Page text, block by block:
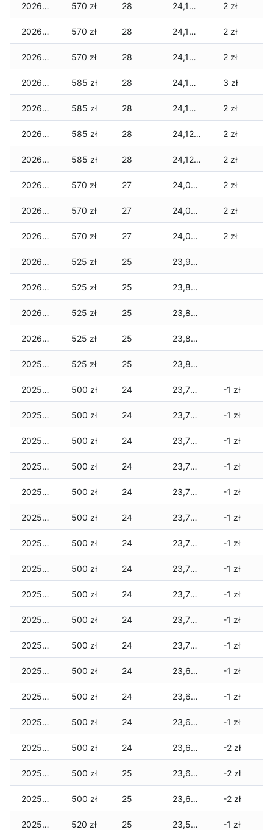
2026-01-15 570 zł 28 24,185 zł 2 zł
2026-01-14 570 zł 28 24,185 zł 2 zł
2026-01-13 570 zł 28 24,160 zł 2 zł
2026-01-12 585 zł 28 24,160 zł 3 zł
2026-01-11 585 zł 28 24,145 zł 2 zł
2026-01-09 585 zł 28 24,125 zł 2 zł
2026-01-08 585 zł 28 24,125 zł 2 zł
2026-01-07 570 zł 27 24,095 zł 2 zł
2026-01-06 570 zł 27 24,030 zł 2 zł
2026-01-05 570 zł 27 24,030 zł 2 zł
2026-01-04 525 zł 25 23,960 zł
2026-01-03 525 zł 25 23,880 zł
2026-01-02 525 zł 25 23,855 zł
2026-01-01 525 zł 25 23,820 zł
2025-12-31 525 zł 25 23,820 zł
2025-12-30 500 zł 24 23,795 zł -1 zł
2025-12-29 500 zł 24 23,795 zł -1 zł
2025-12-28 500 zł 24 23,795 zł -1 zł
2025-12-27 500 zł 24 23,795 zł -1 zł
2025-12-26 500 zł 24 23,750 zł -1 zł
2025-12-25 500 zł 24 23,750 zł -1 zł
2025-12-24 500 zł 24 23,750 zł -1 zł
2025-12-23 500 zł 24 23,750 zł -1 zł
2025-12-22 500 zł 24 23,725 zł -1 zł
2025-12-21 500 zł 24 23,725 zł -1 zł
2025-12-20 500 zł 24 23,705 zł -1 zł
2025-12-19 500 zł 24 23,685 zł -1 zł
2025-12-18 500 zł 24 23,665 zł -1 zł
2025-12-17 500 zł 24 23,645 zł -1 zł
2025-12-16 500 zł 24 23,600 zł -2 zł
2025-12-15 500 zł 25 23,600 zł -2 zł
2025-12-14 500 zł 25 23,600 zł -2 zł
2025-12-13 520 zł 25 23,575 zł -1 zł